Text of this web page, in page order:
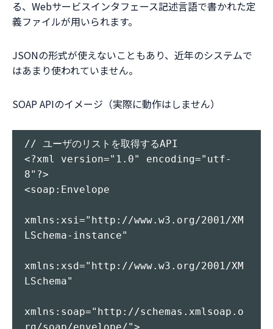
る、Webサービスインタフェース記述言語で書かれた定
義ファイルが用いられます。
JSONの形式が使えないこともあり、近年のシステムで
はあまり使われていません。
SOAP APIのイメージ（実際に動作はしません）
// ユーザのリストを取得するAPI
<?xml version="1.0" encoding="utf-
8"?>
<soap:Envelope
xmlns:xsi="http://www.w3.org/2001/XM
LSchema-instance"
xmlns:xsd="http://www.w3.org/2001/XM
LSchema"
xmlns:soap="http://schemas.xmlsoap.o